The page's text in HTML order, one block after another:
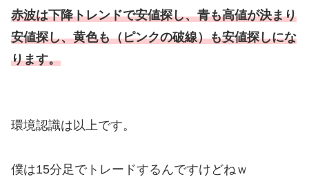
赤波は下降トレンドで安値探し、青も高値が決まり
安値探し、黄色も（ピンクの破線）も安値探しにな
ります。
環境認識は以上です。
僕は15分足でトレードするんですけどねｗ